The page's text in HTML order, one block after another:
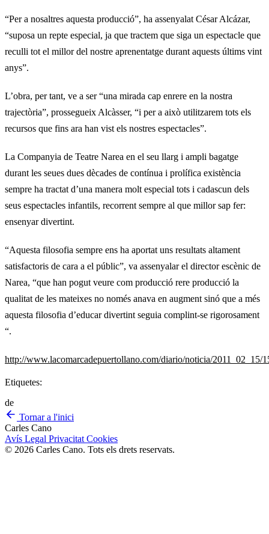
“Per a nosaltres aquesta producció”, ha assenyalat César Alcázar,
“suposa un repte especial, ja que tractem que siga un espectacle que
reculli tot el millor del nostre aprenentatge durant aquests últims vint
anys”.
L’obra, per tant, ve a ser “una mirada cap enrere en la nostra
trajectòria”, prossegueix Alcàsser, “i per a això utilitzarem tots els
recursos que fins ara han vist els nostres espectacles”.
La Companyia de Teatre Narea en el seu llarg i ampli bagatge
durant les seues dues dècades de contínua i prolífica existència
sempre ha tractat d’una manera molt especial tots i cadascun dels
seus espectacles infantils, recorrent sempre al que millor sap fer:
ensenyar divertint.
“Aquesta filosofia sempre ens ha aportat uns resultats altament
satisfactoris de cara a el públic”, va assenyalar el director escènic de
Narea, “que han pogut veure com producció rere producció la
qualitat de les mateixes no només anava en augment sinó que a més
aquesta filosofia d’educar divertint seguia complint-se rigorosament
“.
http://www.lacomarcadepuertollano.com/diario/noticia/2011_02_15/
Etiquetes:
de
Tornar a l'inici
Carles Cano
Avís Legal Privacitat Cookies
© 2026 Carles Cano. Tots els drets reservats.